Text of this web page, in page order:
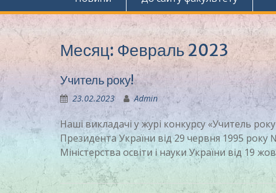
Месяц: Февраль 2023
Учитель року!
23.02.2023 Admin
Наші викладачі у журі конкурсу «Учитель
Президента України від 29 червня 1995 року
Міністерства освіти і науки України від 19